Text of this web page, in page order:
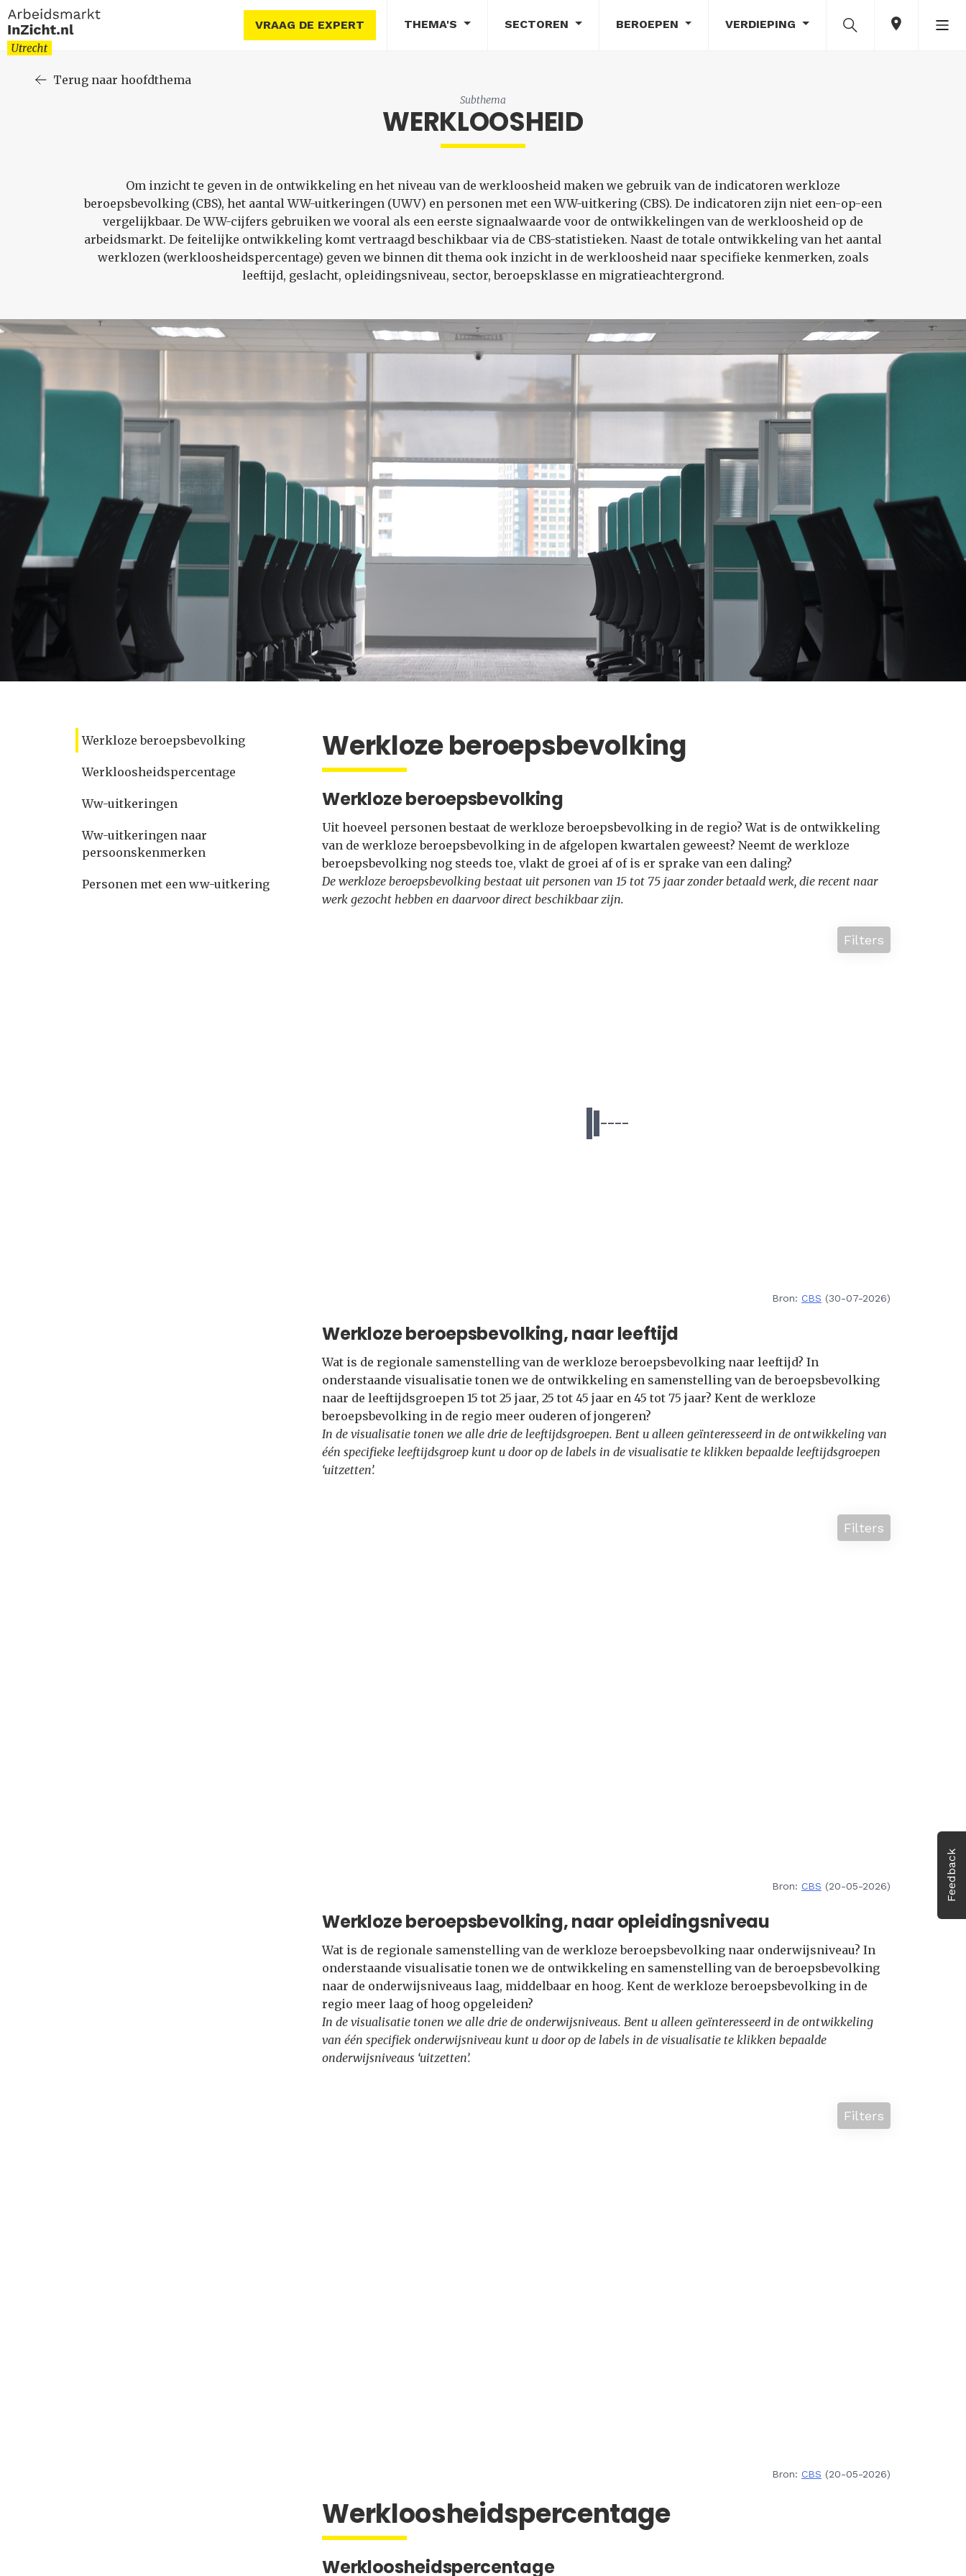
VRAAG DE EXPERT THEMA'S SECTOREN BEROEPEN VERDIEPING
Feedback
Terug naar hoofdthema
Subthema
WERKLOOSHEID
Om inzicht te geven in de ontwikkeling en het niveau van de werkloosheid maken we gebruik van de indicatoren werkloze
beroepsbevolking (CBS), het aantal WW-uitkeringen (UWV) en personen met een WW-uitkering (CBS). De indicatoren zijn niet een-op-een
vergelijkbaar. De WW-cijfers gebruiken we vooral als een eerste signaalwaarde voor de ontwikkelingen van de werkloosheid op de
arbeidsmarkt. De feitelijke ontwikkeling komt vertraagd beschikbaar via de CBS-statistieken. Naast de totale ontwikkeling van het aantal
werklozen (werkloosheidspercentage) geven we binnen dit thema ook inzicht in de werkloosheid naar specifieke kenmerken, zoals
leeftijd, geslacht, opleidingsniveau, sector, beroepsklasse en migratieachtergrond.
Werkloze beroepsbevolking
Werkloosheidspercentage
Ww-uitkeringen
Ww-uitkeringen naar
persoonskenmerken
Personen met een ww-uitkering
Werkloze beroepsbevolking
Werkloze beroepsbevolking
Uit hoeveel personen bestaat de werkloze beroepsbevolking in de regio? Wat is de ontwikkeling
van de werkloze beroepsbevolking in de afgelopen kwartalen geweest? Neemt de werkloze
beroepsbevolking nog steeds toe, vlakt de groei af of is er sprake van een daling?
De werkloze beroepsbevolking bestaat uit personen van 15 tot 75 jaar zonder betaald werk, die recent naar
werk gezocht hebben en daarvoor direct beschikbaar zijn.
Filters
Bron: CBS (30-07-2026)
Werkloze beroepsbevolking, naar leeftijd
Wat is de regionale samenstelling van de werkloze beroepsbevolking naar leeftijd? In
onderstaande visualisatie tonen we de ontwikkeling en samenstelling van de beroepsbevolking
naar de leeftijdsgroepen 15 tot 25 jaar, 25 tot 45 jaar en 45 tot 75 jaar? Kent de werkloze
beroepsbevolking in de regio meer ouderen of jongeren?
In de visualisatie tonen we alle drie de leeftijdsgroepen. Bent u alleen geïnteresseerd in de ontwikkeling van
één specifieke leeftijdsgroep kunt u door op de labels in de visualisatie te klikken bepaalde leeftijdsgroepen
‘uitzetten’.
Filters
Bron: CBS (20-05-2026)
Werkloze beroepsbevolking, naar opleidingsniveau
Wat is de regionale samenstelling van de werkloze beroepsbevolking naar onderwijsniveau? In
onderstaande visualisatie tonen we de ontwikkeling en samenstelling van de beroepsbevolking
naar de onderwijsniveaus laag, middelbaar en hoog. Kent de werkloze beroepsbevolking in de
regio meer laag of hoog opgeleiden?
In de visualisatie tonen we alle drie de onderwijsniveaus. Bent u alleen geïnteresseerd in de ontwikkeling
van één specifiek onderwijsniveau kunt u door op de labels in de visualisatie te klikken bepaalde
onderwijsniveaus ‘uitzetten’.
Filters
Bron: CBS (20-05-2026)
Werkloosheidspercentage
Werkloosheidspercentage